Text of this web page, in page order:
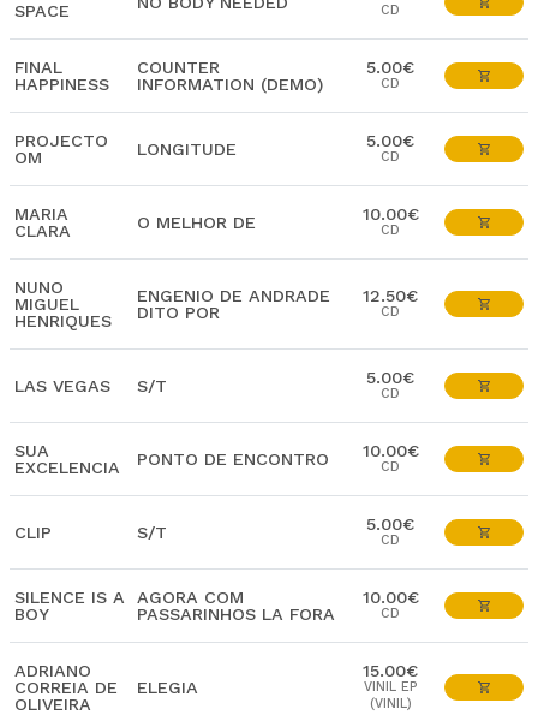
SPACE
CD
FINAL
HAPPINESS
COUNTER
INFORMATION (DEMO)
5.00€
CD
PROJECTO
OM
LONGITUDE 5.00€
CD
MARIA
CLARA
O MELHOR DE 10.00€
CD
NUNO
MIGUEL
HENRIQUES
ENGENIO DE ANDRADE
DITO POR
12.50€
CD
LAS VEGAS S/T 5.00€
CD
SUA
EXCELENCIA
PONTO DE ENCONTRO 10.00€
CD
CLIP S/T 5.00€
CD
SILENCE IS A
BOY
AGORA COM
PASSARINHOS LA FORA
10.00€
CD
ADRIANO
CORREIA DE
OLIVEIRA
ELEGIA
15.00€
VINIL EP
(VINIL)